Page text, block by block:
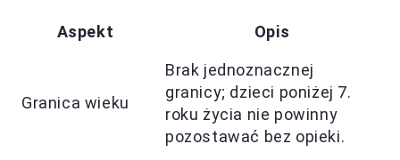
Aspekt Opis
Granica wieku
Brak jednoznacznej
granicy; dzieci poniżej 7.
roku życia nie powinny
pozostawać bez opieki.